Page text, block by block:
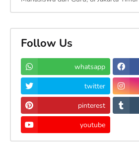
Follow Us
whatsapp
twitter
pinterest
youtube